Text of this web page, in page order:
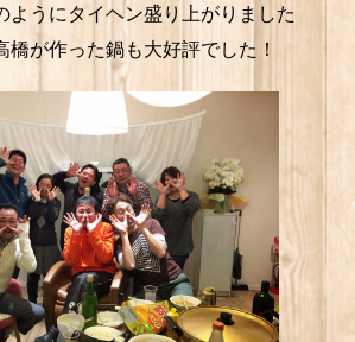
ようにタイヘン盛り上がりました
橋が作った鍋も大好評でした！